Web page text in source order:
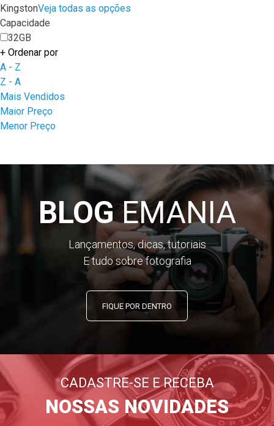
KingstonVeja todas as opções
Capacidade
32GB
+ Ordenar por
A - Z
Z - A
Mais Vendidos
Maior Preço
Menor Preço
BLOGEMANIA
Lançamentos, dicas, tutoriais
E tudo sobre fotografia
FIQUE POR DENTRO
CADASTRE-SE E RECEBA
NOSSAS NOVIDADES